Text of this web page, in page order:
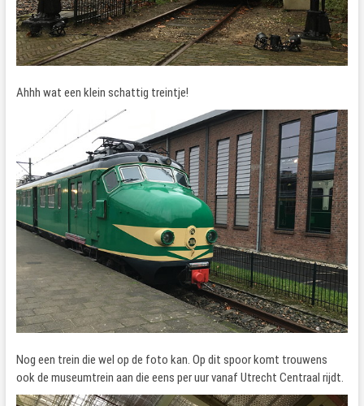
Ahhh wat een klein schattig treintje!
Nog een trein die wel op de foto kan. Op dit spoor komt trouwens
ook de museumtrein aan die eens per uur vanaf Utrecht Centraal rijdt.